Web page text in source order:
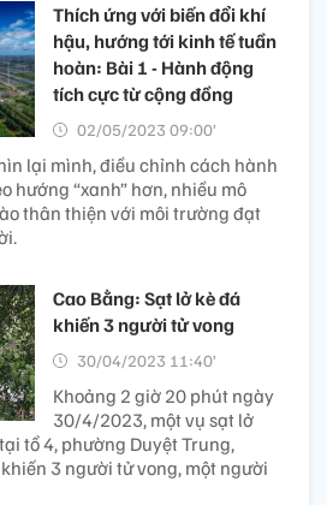
Thích ứng với biến đổi khí
hậu, hướng tới kinh tế tuần
hoàn: Bài 1 - Hành động
tích cực từ cộng đồng
02/05/2023 09:00’
lại mình, điều chỉnh cách hành
hướng “xanh” hơn, nhiều mô
thân thiện với môi trường đạt
Cao Bằng: Sạt lở kè đá
khiến 3 người tử vong
30/04/2023 11:40’
Khoảng 2 giờ 20 phút ngày
30/4/2023, một vụ sạt lở
tổ 4, phường Duyệt Trung,
3 người tử vong, một người